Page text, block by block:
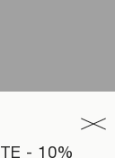
- 10%